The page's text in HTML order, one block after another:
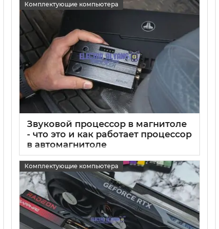
Комплектующие компьютера
Звуковой процессор в магнитоле
- что это и как работает процессор
в автомагнитоле
15 05 2025 0
Комплектующие компьютера